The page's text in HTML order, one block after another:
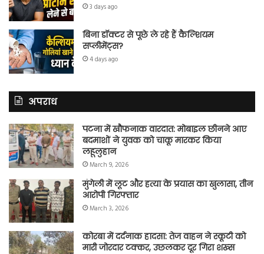
3 days ago
बिना डॉक्टर से पूछे ले रहे हैं कैल्शियम
सप्लीमेंट्स?
4 days ago
अपराध
पटना में खौफनाक वारदात: मोबाइल छीनने आए
बदमाशों ने युवक को चाकू मारकर किया
लहूलुहान
March 9, 2026
मुंगेली में लूट और हत्या के प्रयास का खुलासा, तीन
आरोपी गिरफ्तार
March 3, 2026
कोरबा में दर्दनाक हादसा: तेज वाहन ने स्कूटी को
मारी जोरदार टक्कर, उछलकर दूर गिरा शख्स